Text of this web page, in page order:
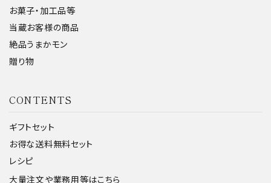
お菓子・加工品等
当蔵お客様の商品
絶品うまかモン
贈り物
CONTENTS
ギフトセット
お得な送料無料セット
レシピ
大量注文や業務用等はこちら